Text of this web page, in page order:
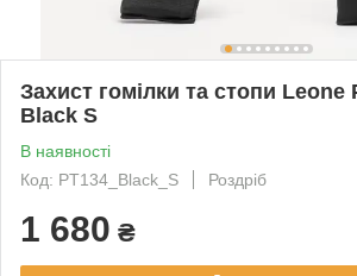
Захист гомілки та стопи Leone
Black S
В наявності
Код: PT134_Black_S
Роздріб
1 680 ₴